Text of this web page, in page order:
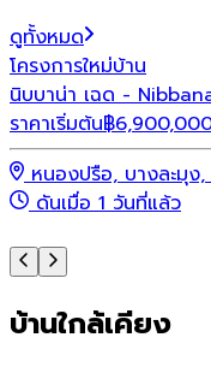
ดูทั้งหมด
โครงการใหม่บ้าน
นิบบาน่า เฉด -
ราคาเริ่มต้น฿
หนองปรือ, บางละมุง
ดันเมื่อ 1 วันที่แล้ว
บ้านใกล้เคียง